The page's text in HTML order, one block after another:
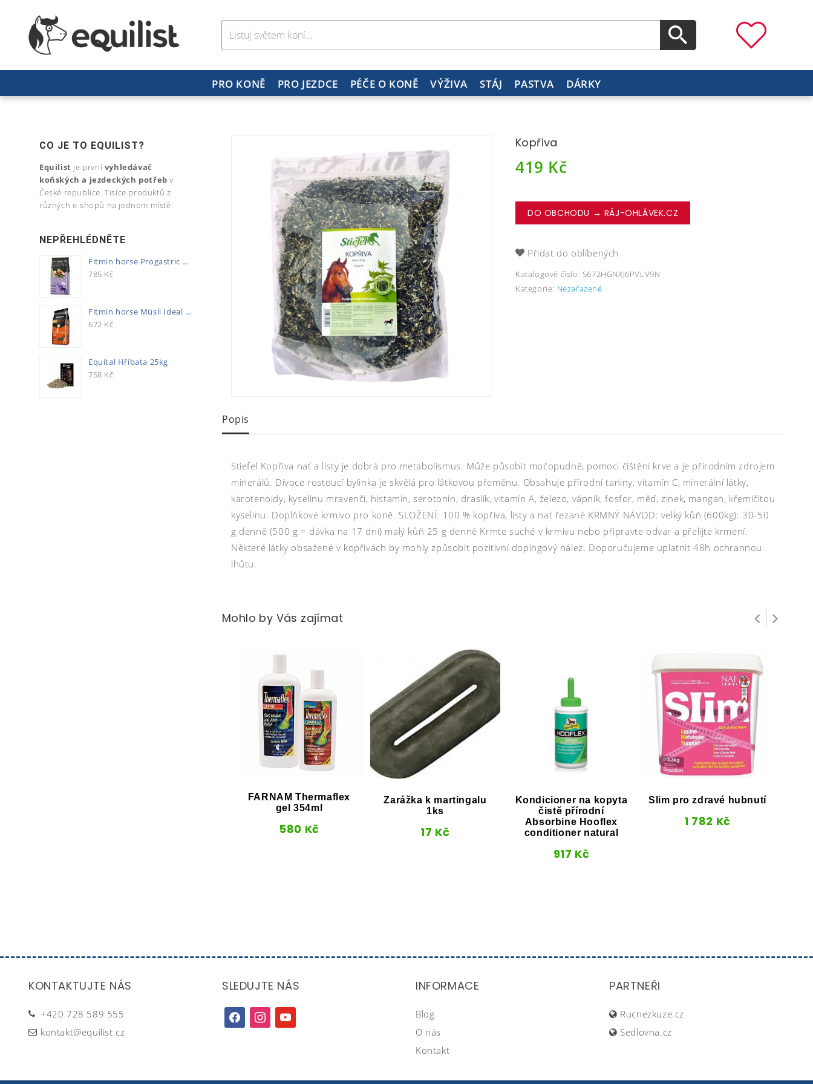
PRO KONĚ PRO JEZDCE PÉČE O KONĚ VÝŽIVA STÁJ PASTVA DÁRKY
Kopřiva
419 Kč
DO OBCHODU → RÁJ-OHLÁVEK.CZ
Přidat do oblíbených
Katalogové číslo: S672HGNXJ6PVLV9N
Kategorie: Nezařazené
Popis
Stiefel Kopřiva nať a listy je dobrá pro metabolismus. Může působit močopudně, pomoci čištění krve a je přírodním zdrojem
minerálů. Divoce rostoucí bylinka je skvělá pro látkovou přeměnu. Obsahuje přírodní taniny, vitamín C, minerální látky,
karotenoidy, kyselinu mravenčí, histamin, serotonin, draslík, vitamín A, železo, vápník, fosfor, měď, zinek, mangan, křemičitou
kyselinu. Doplňkové krmivo pro koně. SLOŽENÍ: 100 % kopřiva, listy a nať řezané KRMNÝ NÁVOD: velký kůň (600kg): 30-50
g denně (500 g = dávka na 17 dní) malý kůň 25 g denně Krmte suché v krmivu nebo připravte odvar a přelijte krmení.
Některé látky obsažené v kopřivách by mohly způsobit pozitivní dopingový nález. Doporučujeme uplatnit 48h ochrannou
lhůtu.
Mohlo by Vás zajímat
FARNAM Thermaflex
gel 354ml
580 Kč
Zarážka k martingalu
1ks
17 Kč
Kondicioner na kopyta
čistě přírodní
Absorbine Hooflex
conditioner natural
917 Kč
Slim pro zdravé hubnutí
1 782 Kč
CO JE TO EQUILIST?
Equilist je první vyhledávač
koňských a jezdeckých potřeb v
České republice. Tisíce produktů z
různých e-shopů na jednom místě.
NEPŘEHLÉDNĚTE
Fitmin horse Progastric 20kg
785 Kč
Fitmin horse Müsli Ideal 20kg
672 Kč
Equital Hříbata 25kg
758 Kč
KONTAKTUJTE NÁS
+420 728 589 555
kontakt@equilist.cz
SLEDUJTE NÁS
facebookinstagramyoutube
INFORMACE
Blog
O nás
Kontakt
PARTNEŘI
Rucnezkuze.cz
Sedlovna.cz